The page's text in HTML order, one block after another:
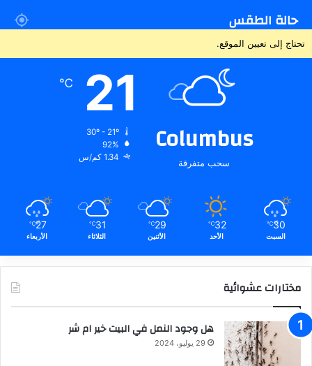
حالة الطقس
تحتاج إلى تعيين الموقع.
Columbus
سحب متفرقة
21
℃
92%
1.34 كم/س
30
℃
السبت
32
℃
الأحد
29
℃
الأثنين
31
℃
الثلاثاء
27
℃
الأربعاء
مختارات عشوائية
هل وجود النمل في البيت خير ام شر
29 يوليو، 2024